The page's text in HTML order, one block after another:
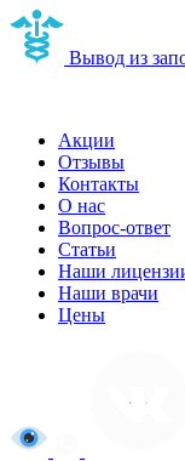
Вывод из
Акции
Отзывы
Контакты
О нас
Вопрос-ответ
Статьи
Наши
Наши врачи
Цены